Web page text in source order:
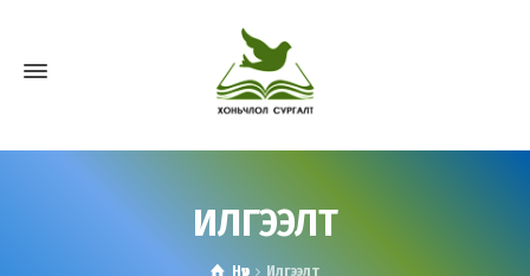
ИЛГЭЭЛТ
Нүүр Илгээлт